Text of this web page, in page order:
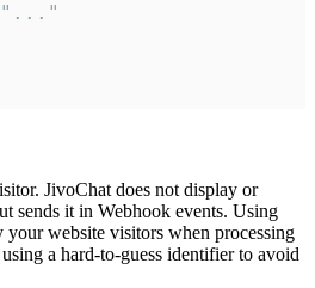
JivoChat does not display or
sends it in Webhook events. Using
website visitors when processing
a hard-to-guess identifier to avoid